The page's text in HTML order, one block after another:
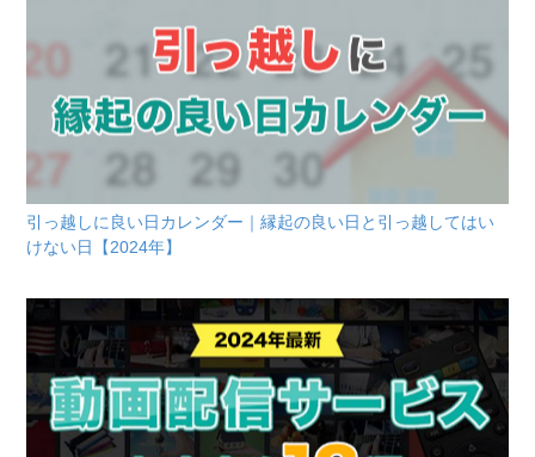
引っ越しに良い日カレンダー｜縁起の良い日と引っ越してはい
けない日【2024年】